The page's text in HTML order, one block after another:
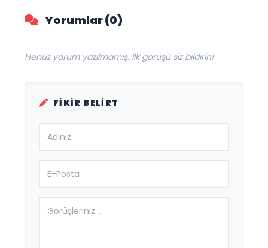
Yorumlar (0)
Henüz yorum yazılmamış. İlk görüşü siz bildirin!
FIKIR BELIRT